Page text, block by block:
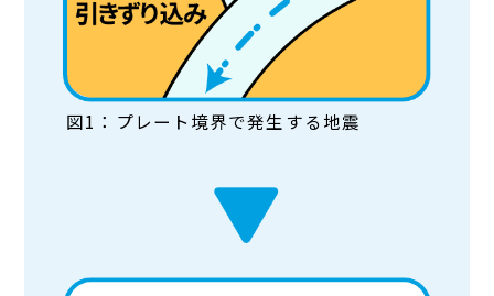
図1：プレート境界で発生する地震